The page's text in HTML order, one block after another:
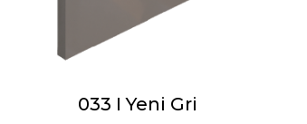
033 I Yeni Gri